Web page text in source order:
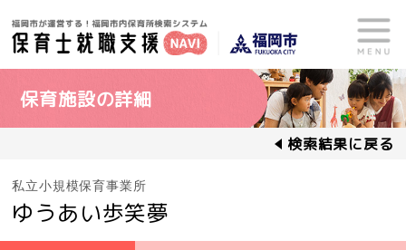
保育施設の詳細
検索結果に戻る
私立小規模保育事業所
ゆうあい歩笑夢